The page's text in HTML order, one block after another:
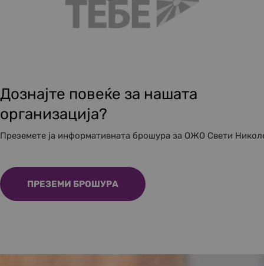
Дознајте повеќе за нашата
организација?
Преземете ја информативната брошура за ОЖО Свети
ПРЕЗЕМИ БРОШУРА